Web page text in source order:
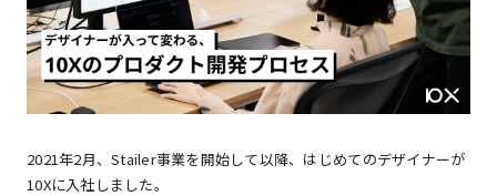
2021年2月、Stailer事業を開始して以降、はじめてのデザイナーが
10Xに入社しました。